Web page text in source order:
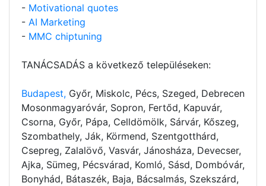
- Motivational quotes
- AI Marketing
- MMC chiptuning
TANÁCSADÁS a következő településeken:
Budapest, Győr, Miskolc, Pécs, Szeged, Debrecen
Mosonmagyaróvár, Sopron, Fertőd, Kapuvár,
Csorna, Győr, Pápa, Celldömölk, Sárvár, Kőszeg,
Szombathely, Ják, Körmend, Szentgotthárd,
Csepreg, Zalalövő, Vasvár, Jánosháza, Devecser,
Ajka, Sümeg, Pécsvárad, Komló, Sásd, Dombóvár,
Bonyhád, Bátaszék, Baja, Bácsalmás, Szekszárd,